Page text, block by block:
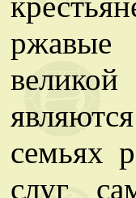
ржавые
семьях
слуг